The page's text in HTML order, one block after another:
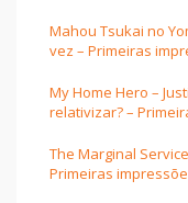
Mahou Tsukai no
vez – Primeiras
My Home Hero –
relativizar? –
The Marginal
Primeiras